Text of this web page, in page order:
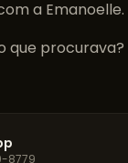
a Emanoelle.
que procurava?
8779